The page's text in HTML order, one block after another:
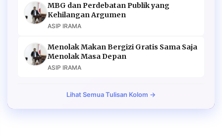
MBG dan Perdebatan Publik yang
Kehilangan Argumen
ASIP IRAMA
Menolak Makan Bergizi Gratis Sama Saja
Menolak Masa Depan
ASIP IRAMA
Lihat Semua Tulisan Kolom →